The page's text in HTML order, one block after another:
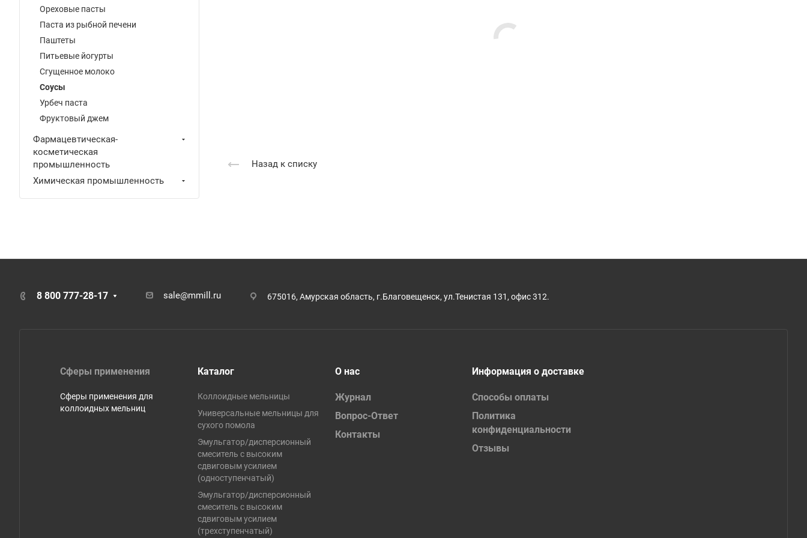
Назад к списку
Ореховые пасты
Паста из рыбной печени
Паштеты
Питьевые йогурты
Сгущенное молоко
Соусы
Урбеч паста
Фруктовый джем
Фармацевтическая-
косметическая
промышленность
Химическая промышленность
8 800 777-28-17 sale@mmill.ru 675016, Амурская область, г.Благовещенск, ул.Тенистая 131, офис 312.
Сферы применения
Сферы применения для
коллоидных мельниц
Каталог
Коллоидные мельницы
Универсальные мельницы для
сухого помола
Эмульгатор/дисперсионный
смеситель с высоким
сдвиговым усилием
(одноступенчатый)
Эмульгатор/дисперсионный
смеситель с высоким
сдвиговым усилием
(трехступенчатый)
О нас
Журнал
Вопрос-Ответ
Контакты
Информация о доставке
Способы оплаты
Политика
конфиденциальности
Отзывы